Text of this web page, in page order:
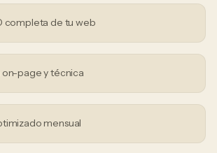
completa de tu web
page y técnica
mensual